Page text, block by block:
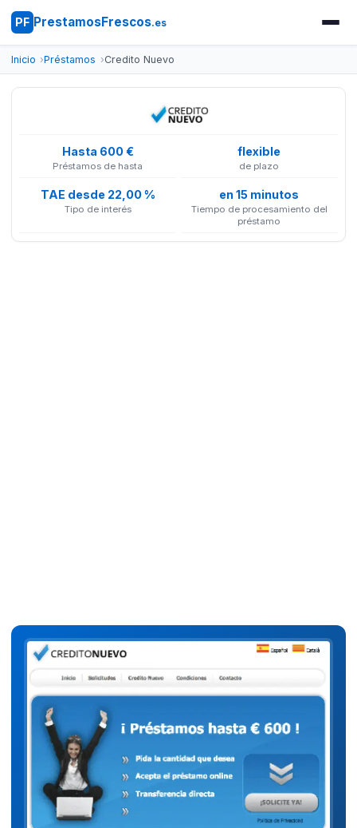
PF PrestamosFrescos.es
Inicio Préstamos Credito Nuevo
Hasta 600 €
Préstamos de hasta
flexible
de plazo
TAE desde 22,00 %
Tipo de interés
en 15 minutos
Tiempo de procesamiento del
préstamo